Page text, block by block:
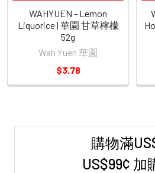
購物滿
US$99¢ 加
WAHYUEN - Lemon
Liquorice | 華園 甘草檸檬
52g
Wah Yuen 華園
$3.78